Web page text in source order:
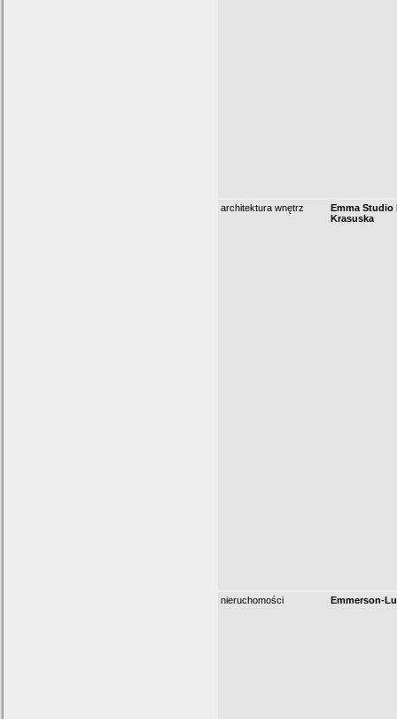
architektura wnętrz
Emma Studio
Krasuska
nieruchomości Emmerson-